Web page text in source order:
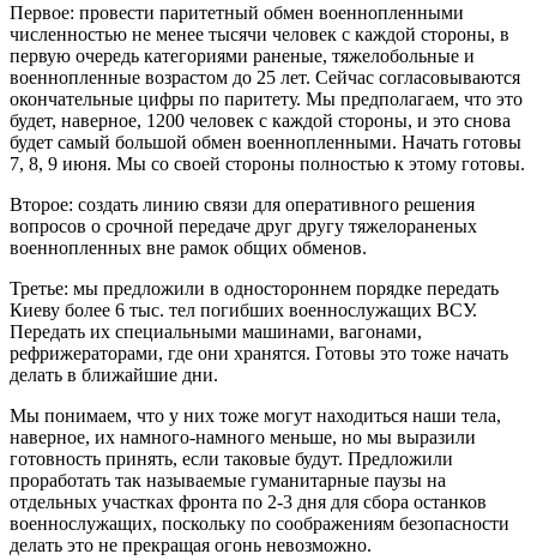
Первое: провести паритетный обмен военнопленными
численностью не менее тысячи человек с каждой стороны, в
первую очередь категориями раненые, тяжелобольные и
военнопленные возрастом до 25 лет. Сейчас согласовываются
окончательные цифры по паритету. Мы предполагаем, что это
будет, наверное, 1200 человек с каждой стороны, и это снова
будет самый большой обмен военнопленными. Начать готовы
7, 8, 9 июня. Мы со своей стороны полностью к этому готовы.
Второе: создать линию связи для оперативного решения
вопросов о срочной передаче друг другу тяжелораненых
военнопленных вне рамок общих обменов.
Третье: мы предложили в одностороннем порядке передать
Киеву более 6 тыс. тел погибших военнослужащих ВСУ.
Передать их специальными машинами, вагонами,
рефрижераторами, где они хранятся. Готовы это тоже начать
делать в ближайшие дни.
Мы понимаем, что у них тоже могут находиться наши тела,
наверное, их намного-намного меньше, но мы выразили
готовность принять, если таковые будут. Предложили
проработать так называемые гуманитарные паузы на
отдельных участках фронта по 2-3 дня для сбора останков
военнослужащих, поскольку по соображениям безопасности
делать это не прекращая огонь невозможно.